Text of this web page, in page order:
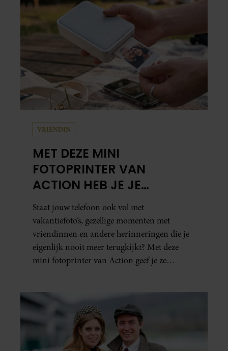
herinneringen op. Daar begon hun leven
samen en werd dochter Lola geboren.
VRIENDIN
MET DEZE MINI
FOTOPRINTER VAN
ACTION HEB JE JE
FAVORIETE FOTO’S BINNEN
ÉÉN MINUUT IN HANDEN
Staat jouw telefoon ook vol met
vakantiefoto’s, gezellige momenten met
vriendinnen en andere herinneringen die je
eigenlijk nooit meer terugkijkt? Met deze
mini fotoprinter van Action geef je ze
al in handen.